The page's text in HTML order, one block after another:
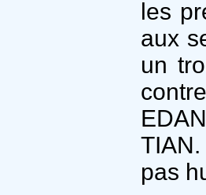
les
aux
un
pas